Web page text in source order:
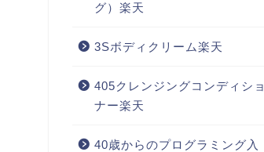
グ）楽天
3Sボディクリーム楽天
405クレンジングコンディショ
ナー楽天
40歳からのプログラミング入